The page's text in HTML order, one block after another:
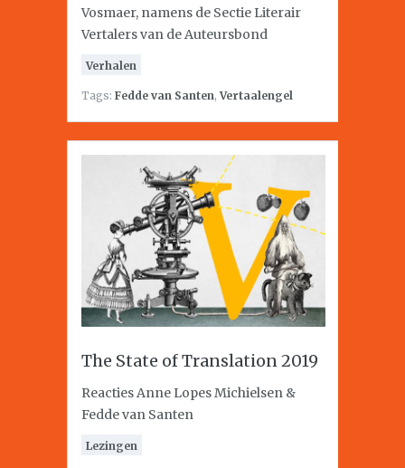
Vosmaer, namens de Sectie Literair
Vertalers van de Auteursbond
Verhalen
Tags: Fedde van Santen,Vertaalengel
The State of Translation 2019
Reacties Anne Lopes Michielsen &
Fedde van Santen
Lezingen